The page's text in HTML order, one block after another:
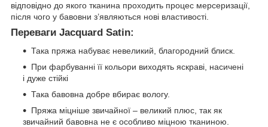
відповідно до якого тканина проходить процес мерсеризації,
після чого у бавовни з’являються нові властивості.
Переваги Jacquard Satin:
Така пряжа набуває невеликий, благородний блиск.
При фарбуванні її кольори виходять яскраві, насичені
і дуже стійкі
Така бавовна добре вбирає вологу.
Пряжа міцніше звичайної – великий плюс, так як
звичайний бавовна не є особливо міцною тканиною.